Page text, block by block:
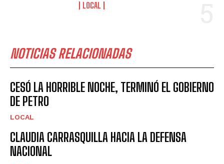
LOCAL
NOTICIAS RELACIONADAS
CESÓ LA HORRIBLE NOCHE, TERMINÓ EL GOBIERNO
DE PETRO
LOCAL
CLAUDIA CARRASQUILLA HACIA LA DEFENSA
NACIONAL